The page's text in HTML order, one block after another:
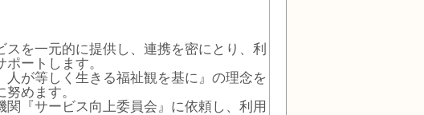
を一元的に提供し、連携を密にとり、利
ートします。
が等しく生きる福祉観を基に』の理念を
めます。
『サービス向上委員会』に依頼し、利用